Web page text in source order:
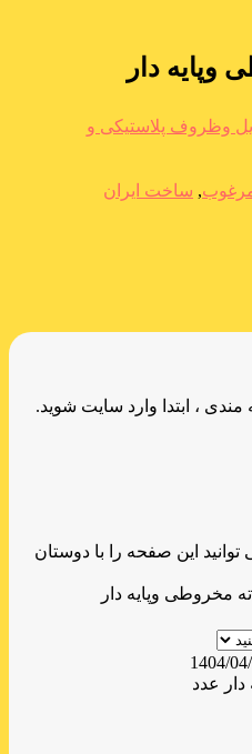
وپایه دار
وظروف پلاستیکی و
, ساخت ایران
، ابتدا وارد سایت شوید.
این صفحه را با دوستان
1404/
عدد